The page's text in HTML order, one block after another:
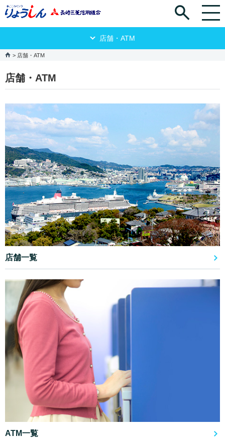
店舗・ATM
店舗・ATM
店舗・ATM
店舗一覧
ATM一覧